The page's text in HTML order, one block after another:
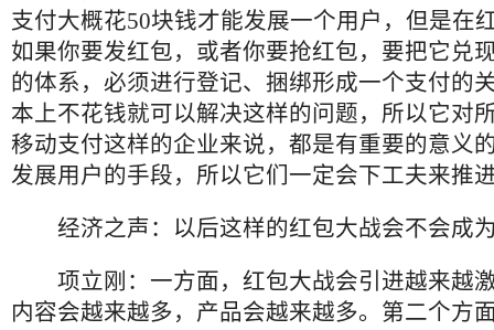
支付大概花50块钱才能发展一个用户，但是在
如果你要发红包，或者你要抢红包，要把它兑
的体系，必须进行登记、捆绑形成一个支付的
本上不花钱就可以解决这样的问题，所以它对
移动支付这样的企业来说，都是有重要的意义
发展用户的手段，所以它们一定会下工夫来推
经济之声：以后这样的红包大战会不会成
项立刚：一方面，红包大战会引进越来越
内容会越来越多，产品会越来越多。第二个方